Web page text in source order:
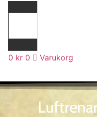
0 kr 0 Varukorg